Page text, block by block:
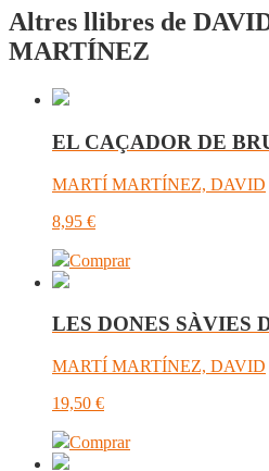
Altres llibres de
MARTÍNEZ
EL CAÇADOR DE
MARTÍ MARTÍNEZ, DAVID
8,95 €
Comprar
LES DONES SÀVIES
MARTÍ MARTÍNEZ, DAVID
19,50 €
Comprar